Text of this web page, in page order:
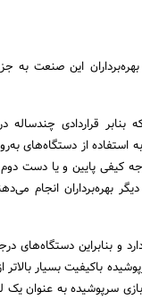
این صنعت به
قراردادی چندساله در
استفاده از دستگاه‌های
کیفی پایین و یا دست
بهره‌برداران انجام
و بنابراین دستگاه‌های
باکیفیت بسیار بالاتر
سرپوشیده به عنوان